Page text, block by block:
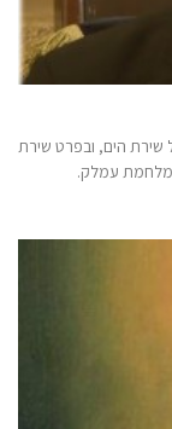
הים, ובפרט שירת
עמלק.